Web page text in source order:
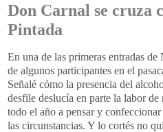
Don Carnal se cruza
Pintada
En una de las primeras entradas
de algunos participantes en el
Señalé cómo la presencia del
desfile deslucía en parte la labor
todo el año a pensar y
las circunstancias. Y lo cortés no